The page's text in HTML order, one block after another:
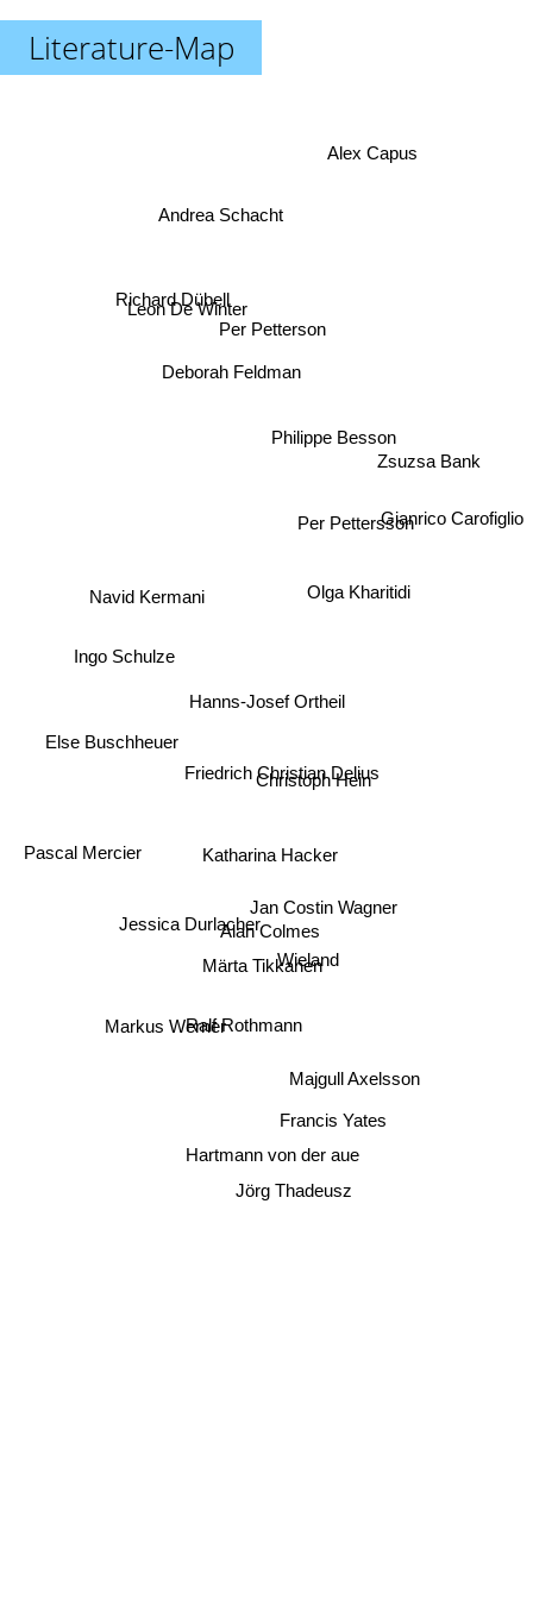
Literature-Map
Hanns-Josef Ortheil
Friedrich Christian Delius
Katharina Hacker
Christoph Hein
Deborah Feldman
Jan Costin Wagner
Jessica Durlacher
Wieland
Ralf Rothmann
Leon De Winter
Alan Colmes
Navid Kermani
Märta Tikkanen
Philippe Besson
Zsuzsa Bank
Per Petterson
Markus Werner
Else Buschheuer
Majgull Axelsson
Francis Yates
Per Pettersson
Andrea Schacht
Pascal Mercier
Jörg Thadeusz
Hartmann von der aue
Gianrico Carofiglio
Alex Capus
Ingo Schulze